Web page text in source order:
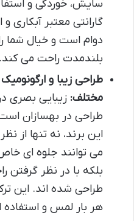
سایش، خوردگی و
گارانتی معتبر آبکاری
دوام است و خیال شما
بلندمدت راحت می کند.
طراحی زیبا و
مختلف: زیبایی بصری
طراحی در بهسازان
این برند، نه تنها از
می توانند جلوه ای
بلکه با در نظر گرفتن
طراحی شده اند. این
هر بار لمس و استفاده